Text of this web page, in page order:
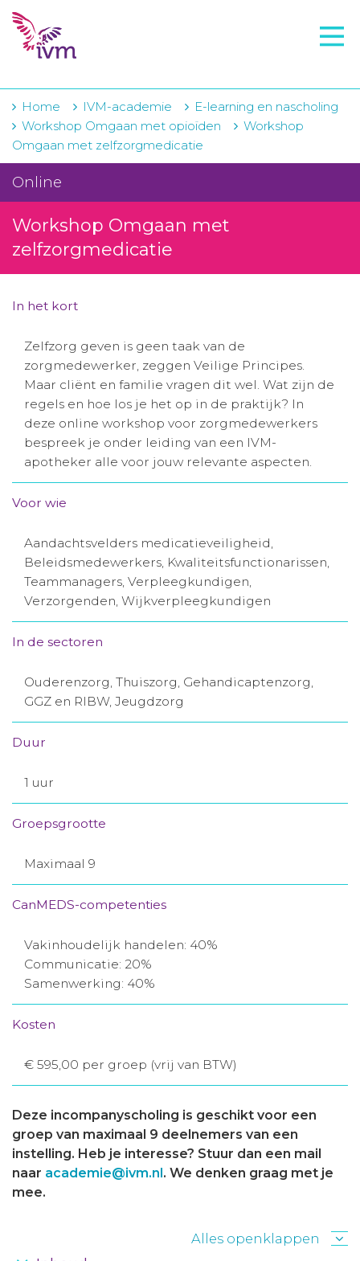
VMI
IVM-academie
Zorginstellingen
Projecten
Over IVM
Actueel
Contact
Winkelwagentje
Aanmelden nieuwsbrief
Inloggen
Toegang leeromgeving
Home IVM-academie
E-learning en nascholing
Workshop Omgaan met opioïden
Workshop
Omgaan met zelfzorgmedicatie
Online
Workshop Omgaan met
zelfzorgmedicatie
In het kort
Zelfzorg geven is geen taak van de
zorgmedewerker, zeggen Veilige Principes.
Maar cliënt en familie vragen dit wel. Wat zijn de
regels en hoe los je het op in de praktijk? In
deze online workshop voor zorgmedewerkers
bespreek je onder leiding van een IVM-
apotheker alle voor jouw relevante aspecten.
Voor wie
Aandachtsvelders medicatieveiligheid,
Beleidsmedewerkers, Kwaliteitsfunctionarissen,
Teammanagers, Verpleegkundigen,
Verzorgenden, Wijkverpleegkundigen
In de sectoren
Ouderenzorg, Thuiszorg, Gehandicaptenzorg,
GGZ en RIBW, Jeugdzorg
Duur
1 uur
Groepsgrootte
Maximaal 9
CanMEDS-competenties
Vakinhoudelijk handelen: 40%
Communicatie: 20%
Samenwerking: 40%
Kosten
€ 595,00 per groep (vrij van BTW)
Deze incompanyscholing is geschikt voor een
groep van maximaal 9 deelnemers van een
instelling. Heb je interesse? Stuur dan een mail
naar academie@ivm.nl. We denken graag met je
mee.
Alles openklappen